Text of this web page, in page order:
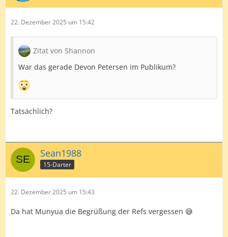
22. Dezember 2025 um 15:42
Zitat von Shannon
War das gerade Devon Petersen im Publikum?
Tatsächlich?
Sean1988
15-Darter
22. Dezember 2025 um 15:43
Da hat Munyua die Begrüßung der Refs vergessen 😅